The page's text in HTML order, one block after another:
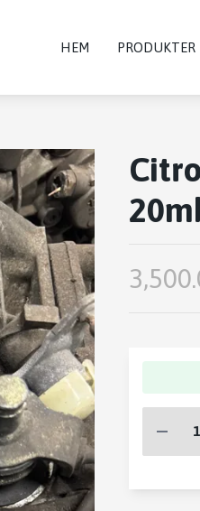
HEM PRODUKTER